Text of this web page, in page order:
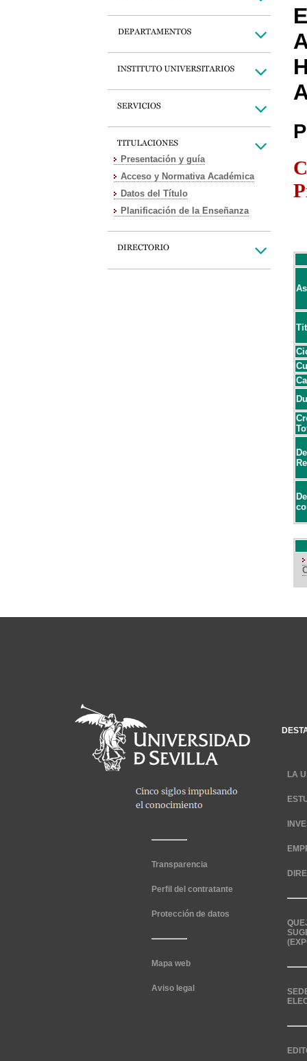
Presentación y guía
Acceso y Normativa Académica
Datos del Título
Planificación de la Enseñanza
Transparencia
Perfil del contratante
Protección de datos
Mapa web
Aviso legal
LA